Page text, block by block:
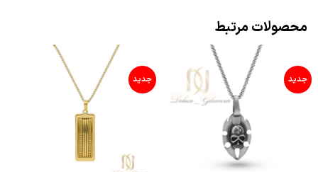
محصولات مرتبط
جدید جدید